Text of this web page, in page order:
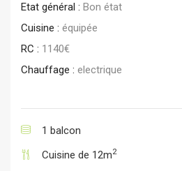
Etat général : Bon état
Cuisine : équipée
RC : 1140€
Chauffage : electrique
1 balcon
Cuisine de 12m2